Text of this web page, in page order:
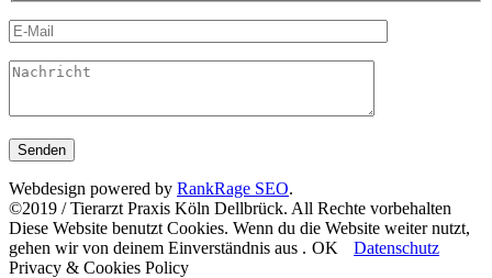
Webdesign powered by RankRage SEO.
©2019 / Tierarzt Praxis Köln Dellbrück. All Rechte vorbehalten
Diese Website benutzt Cookies. Wenn du die Website weiter nutzt,
gehen wir von deinem Einverständnis aus . OK
Datenschutz
Privacy & Cookies Policy